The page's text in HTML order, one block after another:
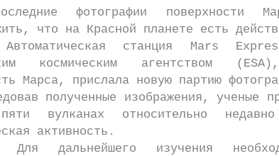
фотографии поверхности
что на Красной планете есть
станция Mars
космическим агентством
Марса, прислала новую партию
полученные изображения, ученые
вулканах относительно
активность.
изучения